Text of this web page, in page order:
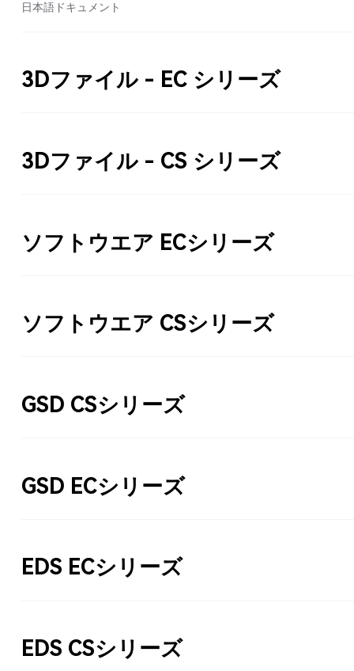
日本語ドキュメント
3Dファイル - EC シリーズ
3Dファイル - CS シリーズ
ソフトウエア ECシリーズ
ソフトウエア CSシリーズ
GSD CSシリーズ
GSD ECシリーズ
EDS ECシリーズ
EDS CSシリーズ